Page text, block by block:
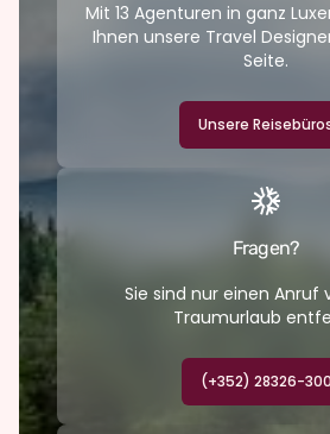
Mit 13 Agenturen in ganz
Ihnen unsere Travel
Seite.
Unsere
Fragen?
Sie sind nur einen Anruf
Traumurlaub
(+352) 28326-300